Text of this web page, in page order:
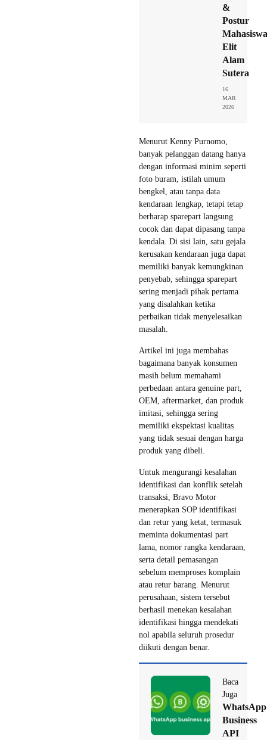
&
Postur
Mahasiswa
Elit
Alam
Sutera
16
MAR
2026
Menurut Kenny Purnomo,
banyak pelanggan datang hanya
dengan informasi minim seperti
foto buram, istilah umum
bengkel, atau tanpa data
kendaraan lengkap, tetapi tetap
berharap sparepart langsung
cocok dan dapat dipasang tanpa
kendala. Di sisi lain, satu gejala
kerusakan kendaraan juga dapat
memiliki banyak kemungkinan
penyebab, sehingga sparepart
sering menjadi pihak pertama
yang disalahkan ketika
perbaikan tidak menyelesaikan
masalah.
Artikel ini juga membahas
bagaimana banyak konsumen
masih belum memahami
perbedaan antara genuine part,
OEM, aftermarket, dan produk
imitasi, sehingga sering
memiliki ekspektasi kualitas
yang tidak sesuai dengan harga
produk yang dibeli.
Untuk mengurangi kesalahan
identifikasi dan konflik setelah
transaksi, Bravo Motor
menerapkan SOP identifikasi
dan retur yang ketat, termasuk
meminta dokumentasi part
lama, nomor rangka kendaraan,
serta detail pemasangan
sebelum memproses komplain
atau retur barang. Menurut
perusahaan, sistem tersebut
berhasil menekan kesalahan
identifikasi hingga mendekati
nol apabila seluruh prosedur
diikuti dengan benar.
Baca
Juga
WhatsApp
Business
API